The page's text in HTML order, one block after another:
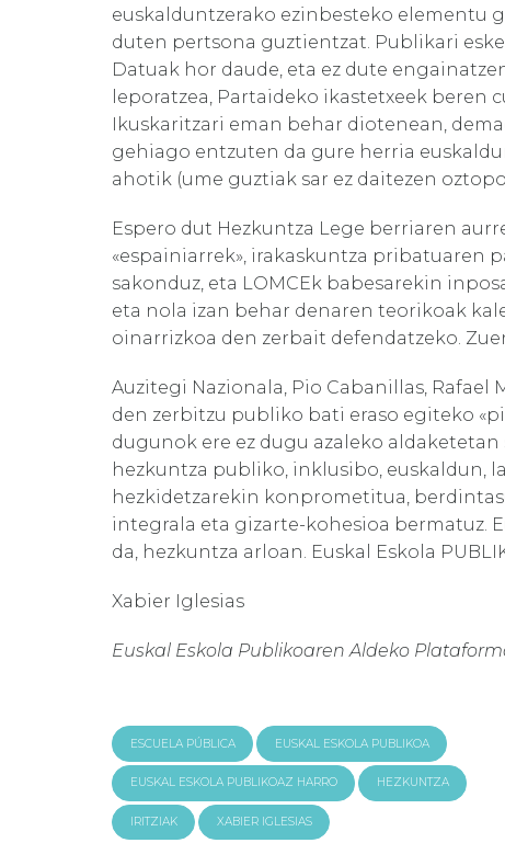
euskalduntzerako ezinbesteko elementu
duten pertsona guztientzat. Publikari
Datuak hor daude, eta ez dute
leporatzea, Partaideko ikastetxeek
Ikuskaritzari eman behar diotenean,
gehiago entzuten da gure herria
ahotik (ume guztiak sar ez daitezen
Espero dut Hezkuntza Lege berriaren
«espainiarrek», irakaskuntza
sakonduz, eta LOMCEk babesarekin
eta nola izan behar denaren teorikoak
oinarrizkoa den zerbait defendatzeko.
Auzitegi Nazionala, Pio Cabanillas,
den zerbitzu publiko bati eraso egiteko
dugunok ere ez dugu azaleko
hezkuntza publiko, inklusibo, euskaldun,
hezkidetzarekin konprometitua,
integrala eta gizarte-kohesioa bermatuz.
da, hezkuntza arloan. Euskal Eskola
Xabier Iglesias
Euskal Eskola Publikoaren Aldeko
ESCUELA PÚBLICA EUSKAL ESKOLA PUBLIKOA
EUSKAL ESKOLA PUBLIKOAZ HARRO HEZKUNTZA
IRITZIAK XABIER IGLESIAS